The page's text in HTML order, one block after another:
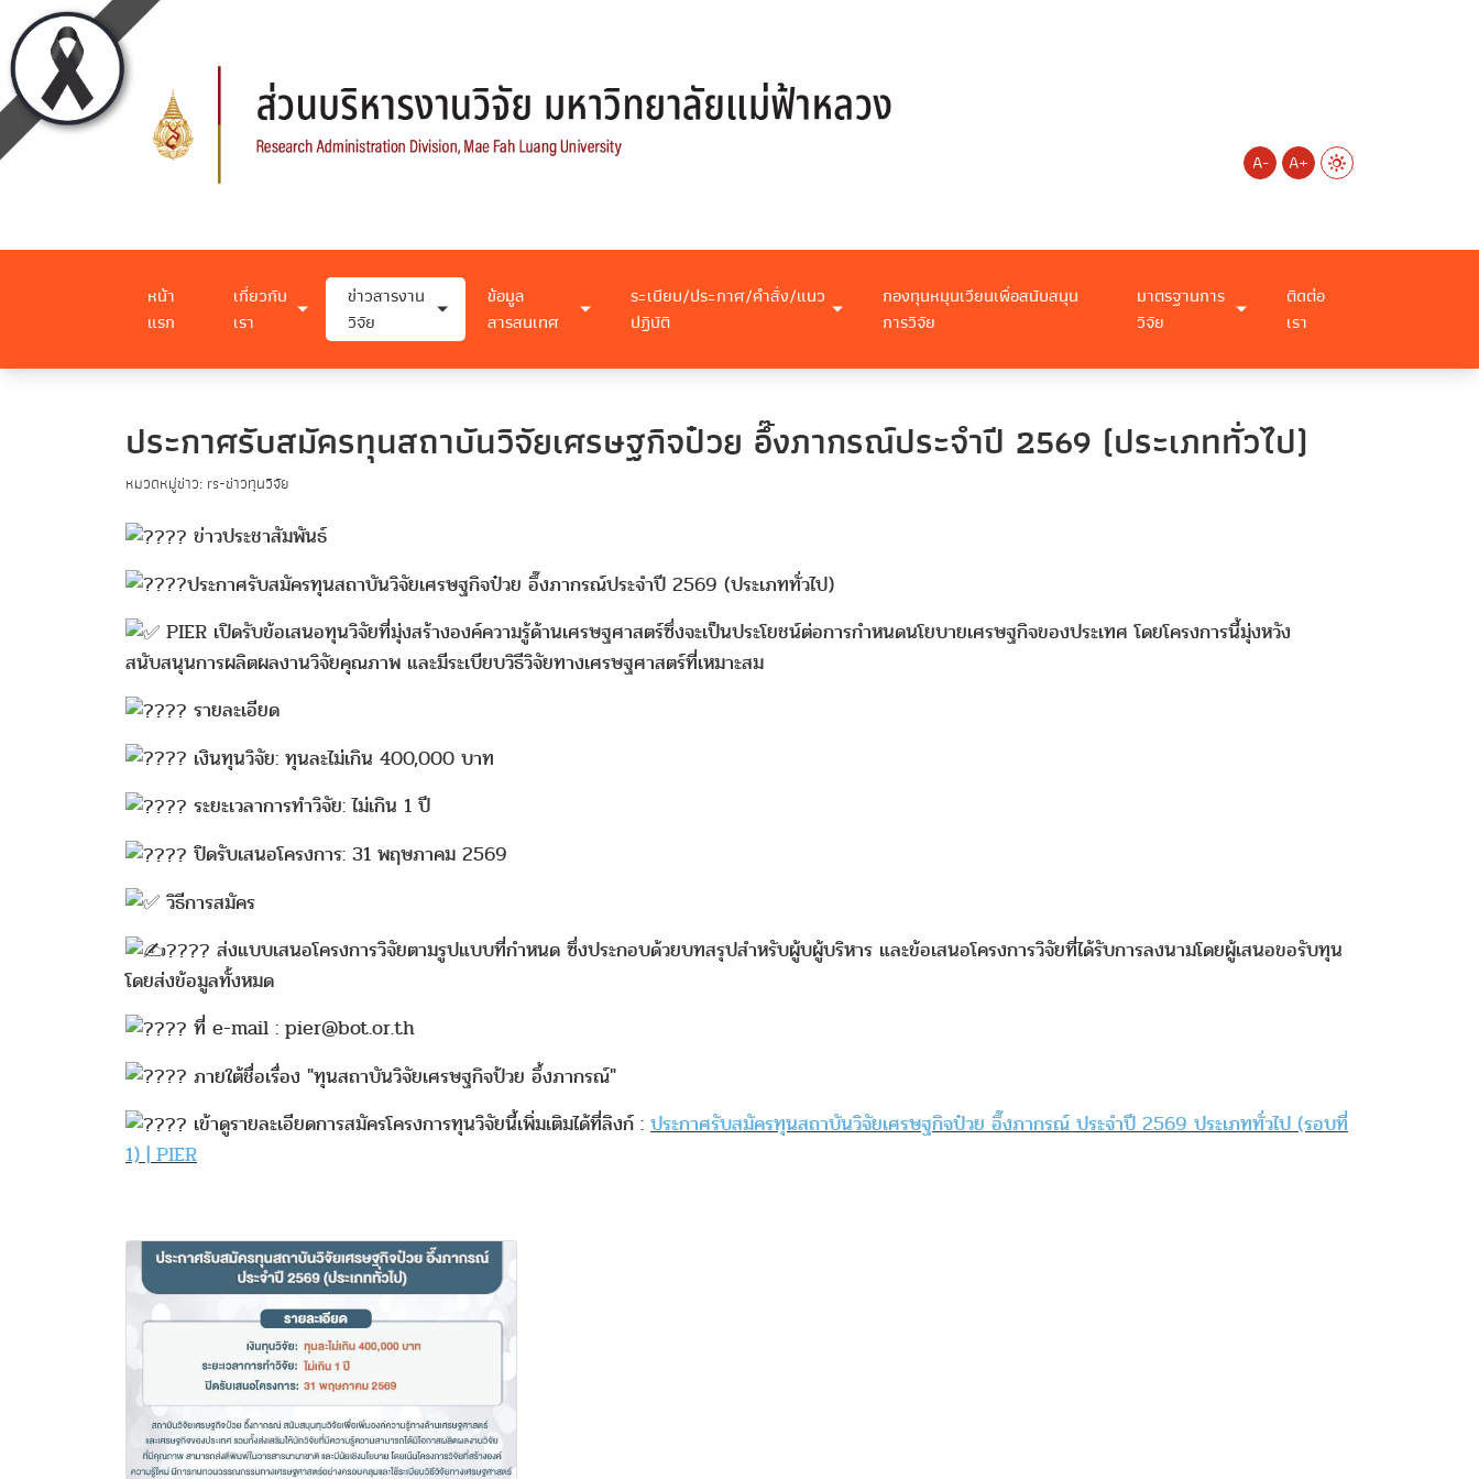
A- A+
หน้า
แรก
เกี่ยวกับ
เรา
ข่าวสารงาน
วิจัย
ข้อมูล
สารสนเทศ
ระเบียบ/ประกาศ/คำสั่ง/แนว
ปฏิบัติ
กองทุนหมุนเวียนเพื่อสนับสนุน
การวิจัย
มาตรฐานการ
วิจัย
ติดต่อ
เรา
ประกาศรับสมัครทุนสถาบันวิจัยเศรษฐกิจป๋วย อึ๊งภากรณ์ประจำปี 2569 (ประเภททั่วไป)
หมวดหมู่ข่าว: rs-ข่าวทุนวิจัย
ข่าวประชาสัมพันธ์
ประกาศรับสมัครทุนสถาบันวิจัยเศรษฐกิจป๋วย อึ๊งภากรณ์ประจำปี 2569 (ประเภททั่วไป)
PIER เปิดรับข้อเสนอทุนวิจัยที่มุ่งสร้างองค์ความรู้ด้านเศรษฐศาสตร์ซึ่งจะเป็นประโยชน์ต่อการกำหนดนโยบายเศรษฐกิจของประเทศ โดยโครงการนี้มุ่งหวัง
สนับสนุนการผลิตผลงานวิจัยคุณภาพ และมีระเบียบวิธีวิจัยทางเศรษฐศาสตร์ที่เหมาะสม
รายละเอียด
เงินทุนวิจัย: ทุนละไม่เกิน 400,000 บาท
ระยะเวลาการทำวิจัย: ไม่เกิน 1 ปี
ปิดรับเสนอโครงการ: 31 พฤษภาคม 2569
วิธีการสมัคร
ส่งแบบเสนอโครงการวิจัยตามรูปแบบที่กำหนด ซึ่งประกอบด้วยบทสรุปสำหรับผู้บผู้บริหาร และข้อเสนอโครงการวิจัยที่ได้รับการลงนามโดยผู้เสนอขอรับทุน
โดยส่งข้อมูลทั้งหมด
ที่ e-mail : pier@bot.or.th
ภายใต้ชื่อเรื่อง "ทุนสถาบันวิจัยเศรษฐกิจป้วย อึ้งภากรณ์"
เข้าดูรายละเอียดการสมัครโครงการทุนวิจัยนี้เพิ่มเติมได้ที่ลิงก์ : ประกาศรับสมัครทุนสถาบันวิจัยเศรษฐกิจป๋วย อึ๊งภากรณ์ ประจำปี 2569 ประเภททั่วไป (รอบที่
1) | PIER